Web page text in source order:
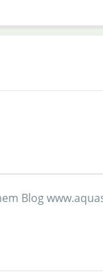
Blog